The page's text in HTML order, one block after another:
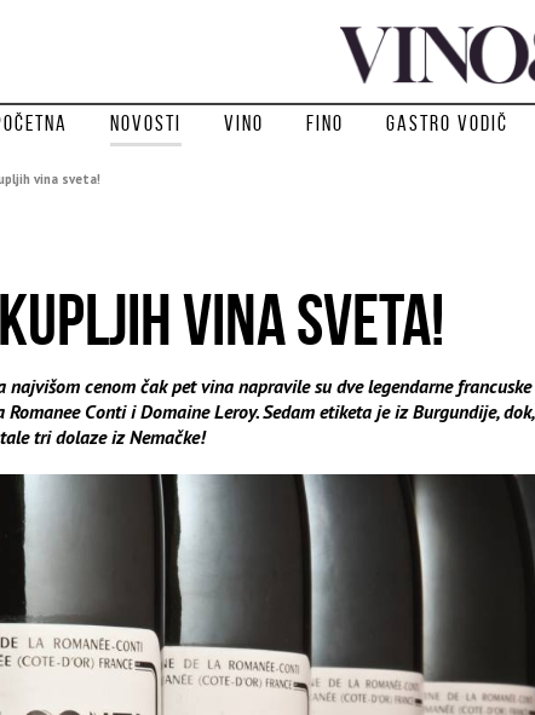
Novosti Vino Fino Gastro vodič
vina sveta!
VINA SVETA!
najvišom cenom čak pet vina napravile su dve legendarne francuske
Conti i Domaine Leroy. Sedam etiketa je iz Burgundije, dok,
tri dolaze iz Nemačke!